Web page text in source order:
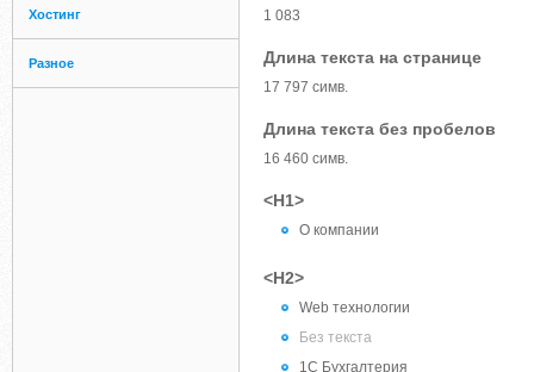
Хостинг
Разное
1 083
Длина текста на странице
17 797 симв.
Длина текста без пробелов
16 460 симв.
<H1>
О компании
<H2>
Web технологии
Без текста
1С Бухгалтерия